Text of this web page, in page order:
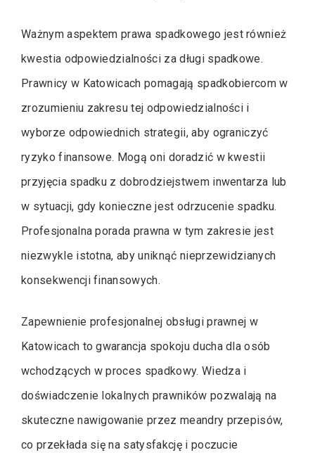
Ważnym aspektem prawa spadkowego jest również
kwestia odpowiedzialności za długi spadkowe.
Prawnicy w Katowicach pomagają spadkobiercom w
zrozumieniu zakresu tej odpowiedzialności i
wyborze odpowiednich strategii, aby ograniczyć
ryzyko finansowe. Mogą oni doradzić w kwestii
przyjęcia spadku z dobrodziejstwem inwentarza lub
w sytuacji, gdy konieczne jest odrzucenie spadku.
Profesjonalna porada prawna w tym zakresie jest
niezwykle istotna, aby uniknąć nieprzewidzianych
konsekwencji finansowych.
Zapewnienie profesjonalnej obsługi prawnej w
Katowicach to gwarancja spokoju ducha dla osób
wchodzących w proces spadkowy. Wiedza i
doświadczenie lokalnych prawników pozwalają na
skuteczne nawigowanie przez meandry przepisów,
co przekłada się na satysfakcję i poczucie